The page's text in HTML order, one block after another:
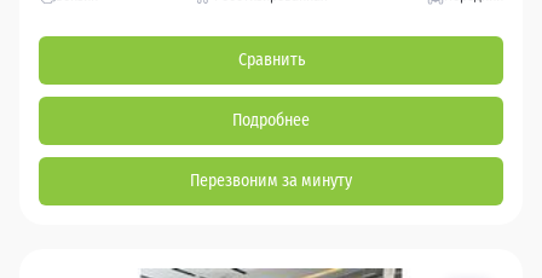
Сравнить
Подробнее
Перезвоним за минуту